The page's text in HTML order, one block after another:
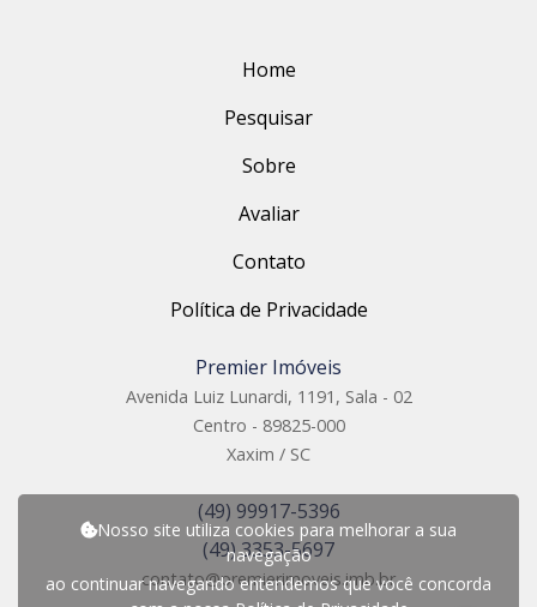
Nosso site utiliza cookies para melhorar a sua
navegação
ao continuar navegando entendemos que você concorda
Home
Pesquisar
Sobre
Avaliar
Contato
Política de Privacidade
Premier Imóveis
Avenida Luiz Lunardi, 1191, Sala - 02
Centro - 89825-000
Xaxim / SC
(49) 99917-5396
(49) 3353-5697
contato@premierimoveis.imb.br